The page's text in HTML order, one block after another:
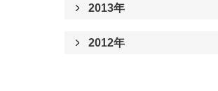
2013年
2012年